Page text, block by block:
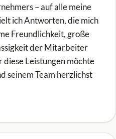
– auf alle meine
ich Antworten, die mich
Freundlichkeit, große
der Mitarbeiter
diese Leistungen möchte
seinem Team herzlichst